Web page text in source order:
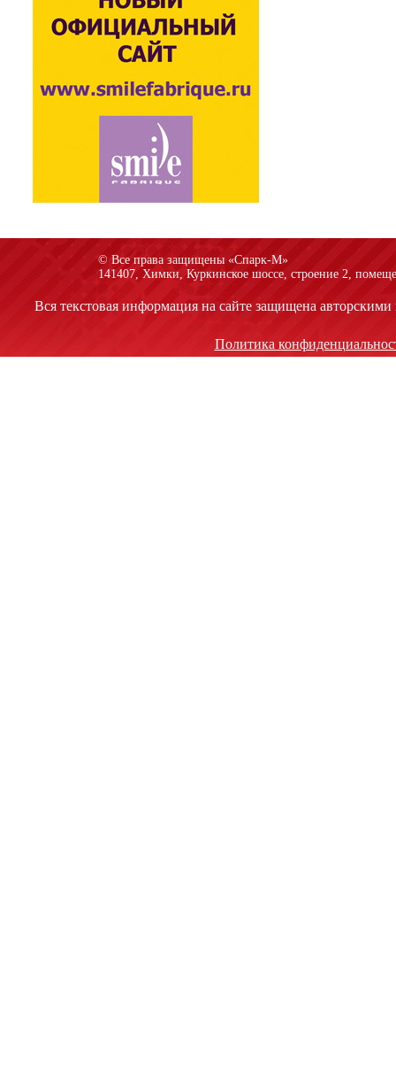
© Все права защищены «Спарк-M»
141407, Химки, Куркинское шоссе, строение 2,
Вся текстовая информация на сайте защищена
Политика